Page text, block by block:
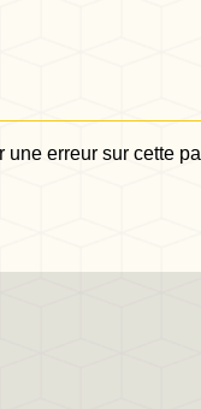
une erreur sur cette